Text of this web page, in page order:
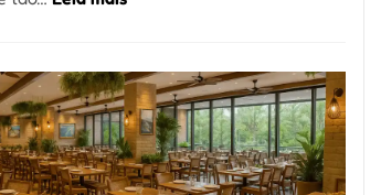
Melhores
Restaurantes
em
São